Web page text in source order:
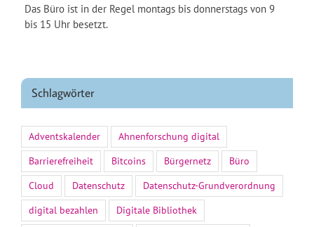
Das Büro ist in der Regel montags bis donnerstags von 9
bis 15 Uhr besetzt.
Schlagwörter
Adventskalender
Ahnenforschung digital
Barrierefreiheit
Bitcoins Bürgernetz
Büro
Cloud
Datenschutz
Datenschutz-Grundverordnung
digital bezahlen
Digitale Bibliothek